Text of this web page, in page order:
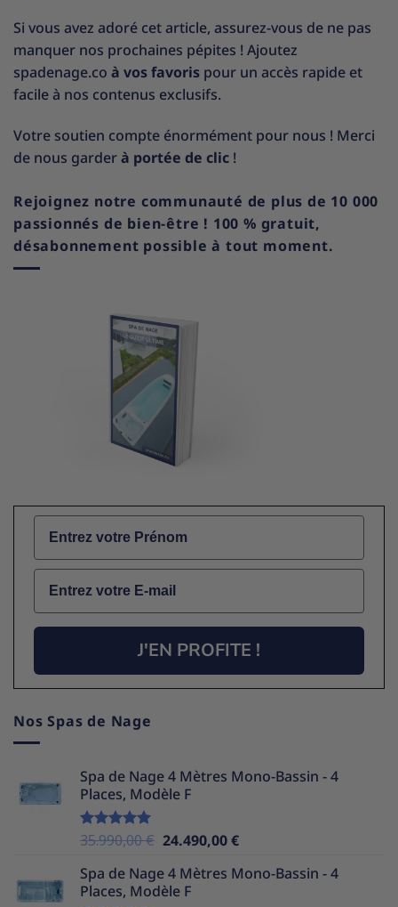
Si vous avez adoré cet article, assurez-vous de ne pas
manquer nos prochaines pépites ! Ajoutez
spadenage.co à vos favoris pour un accès rapide et
facile à nos contenus exclusifs.
Votre soutien compte énormément pour nous ! Merci
de nous garderà portée de clic !
Rejoignez notre communauté de plus de 10 000
passionnés de bien-être ! 100 % gratuit,
désabonnement possible à tout moment.
Name
Email
J'EN PROFITE !
Nos Spas de Nage
Spa de Nage 4 Mètres Mono-Bassin - 4
Places, Modèle F
Note5.00
35.990,00€ Le
initial
était :
24.490,00€Le
actuel
Spa de Nage 4 Mètres Mono-Bassin - 4
Places, Modèle F